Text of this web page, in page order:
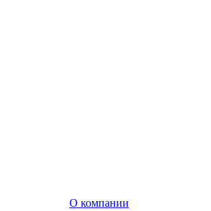
О компании